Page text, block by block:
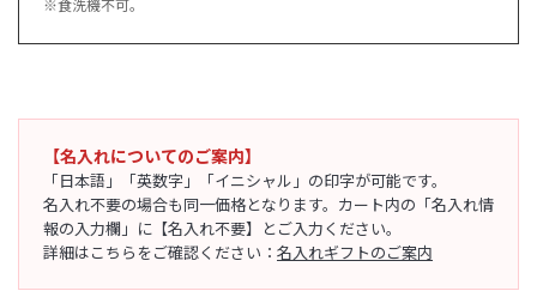
【名入れについてのご案内】
「日本語」「英数字」「イニシャル」の印字が可能です。
名入れ不要の場合も同一価格となります。カート内の「名入れ情
報の入力欄」に【名入れ不要】とご入力ください。
詳細はこちらをご確認ください： 名入れギフトのご案内